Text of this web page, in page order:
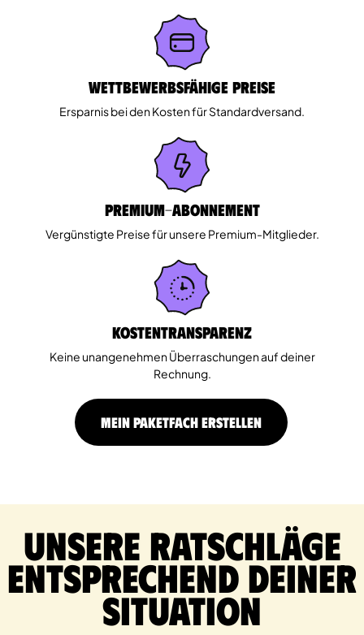
Wettbewerbsfähige Preise
Ersparnis bei den Kosten für Standardversand.
Premium-Abonnement
Vergünstigte Preise für unsere Premium-Mitglieder.
Kostentransparenz
Keine unangenehmen Überraschungen auf deiner
Rechnung.
MEIN PAKETFACH ERSTELLEN
Unsere Ratschläge
entsprechend deiner
Situation